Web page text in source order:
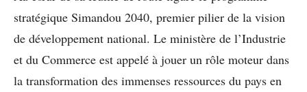
stratégique Simandou 2040, premier pilier de la vision
de développement national. Le ministère de l’Industrie
et du Commerce est appelé à jouer un rôle moteur dans
la transformation des immenses ressources du pays en